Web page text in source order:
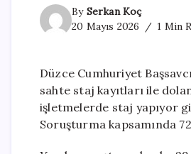
By Serkan Koç
20 Mayıs 2026
1 Min
Düzce Cumhuriyet
sahte staj kayıtları ile
işletmelerde staj yapıyor
Soruşturma kapsamında